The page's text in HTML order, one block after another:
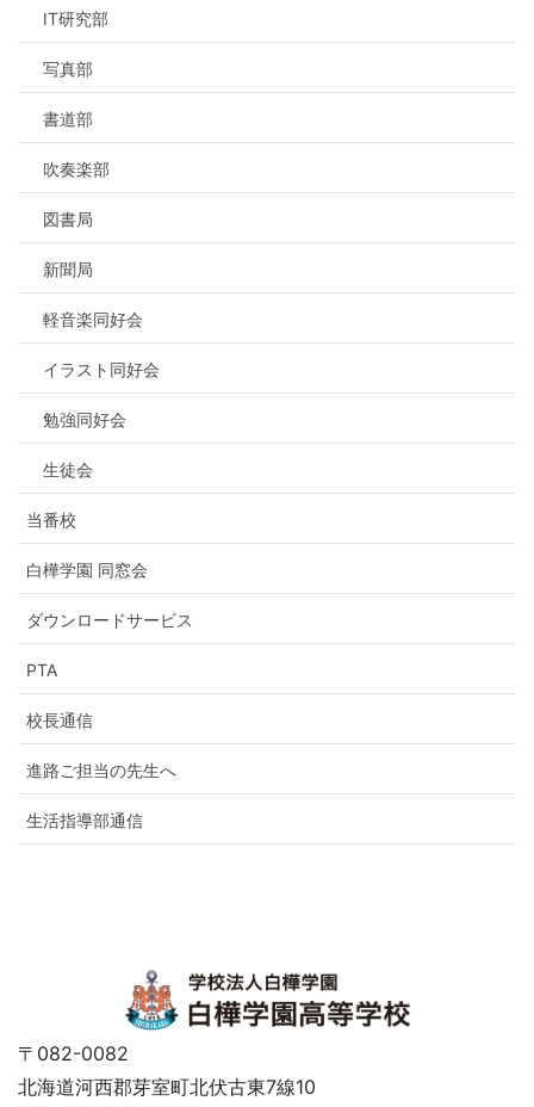
IT研究部
写真部
書道部
吹奏楽部
図書局
新聞局
軽音楽同好会
イラスト同好会
勉強同好会
生徒会
当番校
白樺学園 同窓会
ダウンロードサービス
PTA
校長通信
進路ご担当の先生へ
生活指導部通信
〒082-0082
北海道河西郡芽室町北伏古東7線10